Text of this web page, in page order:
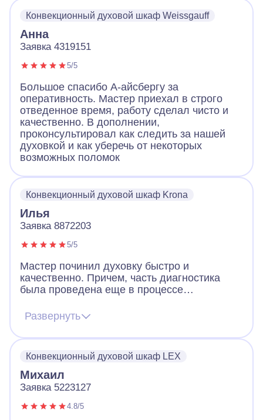
Конвекционный духовой шкаф Weissgauff
Анна
Заявка 4319151
5/5
Большое спасибо А-айсбергу за
оперативность. Мастер приехал в строго
отведенное время, работу сделал чисто и
качественно. В дополнении,
проконсультировал как следить за нашей
духовкой и как уберечь от некоторых
возможных поломок
Конвекционный духовой шкаф Krona
Илья
Заявка 8872203
5/5
Мастер починил духовку быстро и
качественно. Причем, часть диагностика
была проведена еще в процессе
задавал вопросы, сразу чувствуется
большой опыт. Благодаря этого мастер
привез сразу нужные запчасти и замена и
приезд. Не нужно было ждать, чтобы он еще
купил запчасти и возвращался к нам.
Благодарим Айсберг
Развернуть
Конвекционный духовой шкаф LEX
Михаил
Заявка 5223127
4.8/5